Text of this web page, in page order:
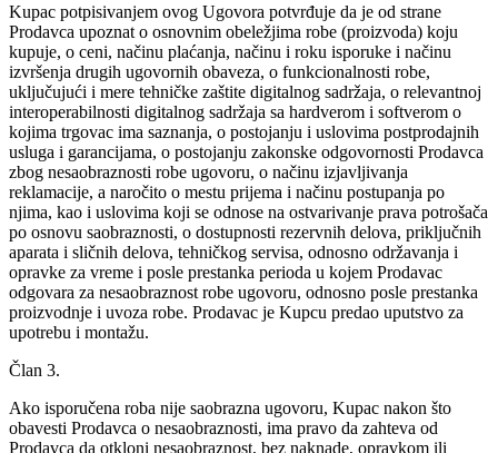
Kupac potpisivanjem ovog Ugovora potvrđuje da je od strane
Prodavca upoznat o osnovnim obeležjima robe (proizvoda) koju
kupuje, o ceni, načinu plaćanja, načinu i roku isporuke i načinu
izvršenja drugih ugovornih obaveza, o funkcionalnosti robe,
uključujući i mere tehničke zaštite digitalnog sadržaja, o relevantnoj
interoperabilnosti digitalnog sadržaja sa hardverom i softverom o
kojima trgovac ima saznanja, o postojanju i uslovima postprodajnih
usluga i garancijama, o postojanju zakonske odgovornosti Prodavca
zbog nesaobraznosti robe ugovoru, o načinu izjavljivanja
reklamacije, a naročito o mestu prijema i načinu postupanja po
njima, kao i uslovima koji se odnose na ostvarivanje prava potrošača
po osnovu saobraznosti, o dostupnosti rezervnih delova, priključnih
aparata i sličnih delova, tehničkog servisa, odnosno održavanja i
opravke za vreme i posle prestanka perioda u kojem Prodavac
odgovara za nesaobraznost robe ugovoru, odnosno posle prestanka
proizvodnje i uvoza robe. Prodavac je Kupcu predao uputstvo za
upotrebu i montažu.
Član 3.
Ako isporučena roba nije saobrazna ugovoru, Kupac nakon što
obavesti Prodavca o nesaobraznosti, ima pravo da zahteva od
Prodavca da otkloni nesaobraznost, bez naknade, opravkom ili